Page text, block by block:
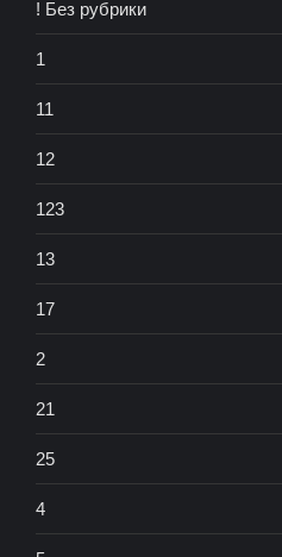
! Без рубрики
1
11
12
123
13
17
2
21
25
4